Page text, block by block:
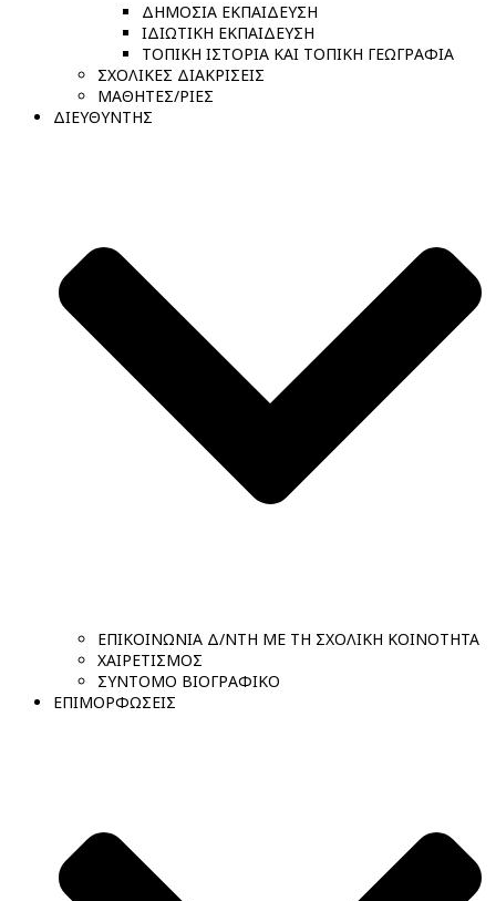
ΔΗΜΟΣΙΑ ΕΚΠΑΙΔΕΥΣΗ
ΙΔΙΩΤΙΚΗ ΕΚΠΑΙΔΕΥΣΗ
ΤΟΠΙΚΗ ΙΣΤΟΡΙΑ ΚΑΙ ΤΟΠΙΚΗ ΓΕΩΓΡΑΦΙΑ
ΣΧΟΛΙΚΕΣ ΔΙΑΚΡΙΣΕΙΣ
ΜΑΘΗΤΕΣ/ΡΙΕΣ
ΔΙΕΥΘΥΝΤΗΣ
ΕΠΙΚΟΙΝΩΝΙΑ Δ/ΝΤΗ ΜΕ ΤΗ ΣΧΟΛΙΚΗ ΚΟΙΝΟΤΗΤΑ
ΧΑΙΡΕΤΙΣΜΟΣ
ΣΥΝΤΟΜΟ ΒΙΟΓΡΑΦΙΚΟ
ΕΠΙΜΟΡΦΩΣΕΙΣ